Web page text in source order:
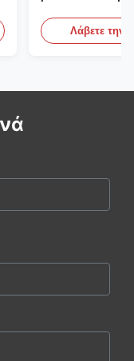
πατωμάτων
Λάβετε την